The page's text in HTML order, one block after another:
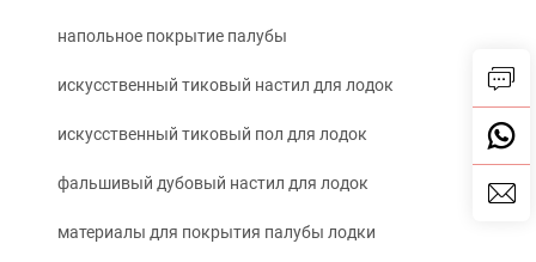
напольное покрытие палубы
искусственный тиковый настил для лодок
искусственный тиковый пол для лодок
фальшивый дубовый настил для лодок
материалы для покрытия палубы лодки